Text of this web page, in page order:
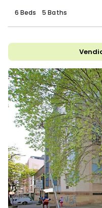
6 Beds 5 Baths